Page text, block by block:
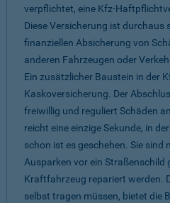
verpflichtet, eine Kfz-
Diese Versicherung ist durchaus
finanziellen Absicherung von
anderen Fahrzeugen oder
Ein zusätzlicher Baustein in der
Kaskoversicherung. Der
freiwillig und reguliert Schäden
reicht eine einzige Sekunde, in
schon ist es geschehen. Sie sind
Ausparken vor ein
Kraftfahrzeug repariert werden.
selbst tragen müssen, bietet die